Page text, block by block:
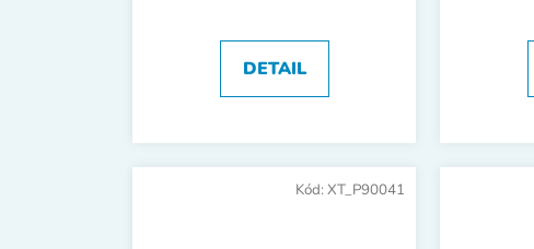
DETAIL
Kód: XT_P90041